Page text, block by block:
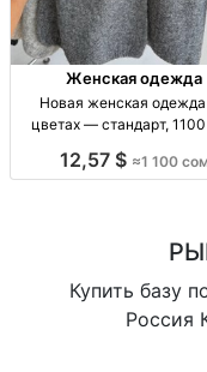
Женская одежда
Новая женская одежда
цветах — стандарт,
5 цв., огр. партия, 1100
12,57 $ ≈1 100
Купить базу
Россия